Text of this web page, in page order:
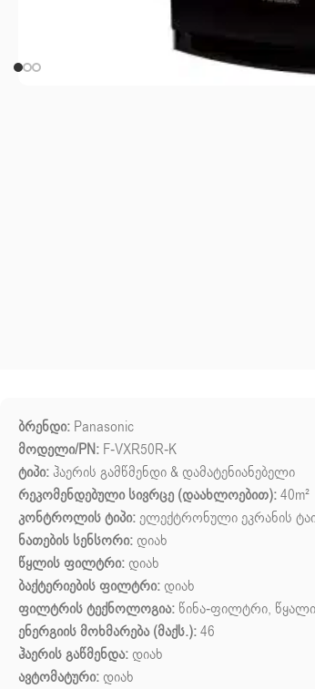
ბრენდი: Panasonic
მოდელი/PN: F-VXR50R-K
ტიპი: ჰაერის გამწმენდი & დამატენიანებელი
რეკომენდებული სივრცე (დაახლოებით):40m²
კონტროლის ტიპი:ელექტრონული ეკრანის
ნათების სენსორი: დიახ
წყლის ფილტრი: დიახ
ბაქტერიების ფილტრი: დიახ
ფილტრის ტექნოლოგია: წინა-ფილტრი,
ენერგიის მოხმარება (მაქს.):46
ჰაერის გაწმენდა: დიახ
ავტომატური: დიახ